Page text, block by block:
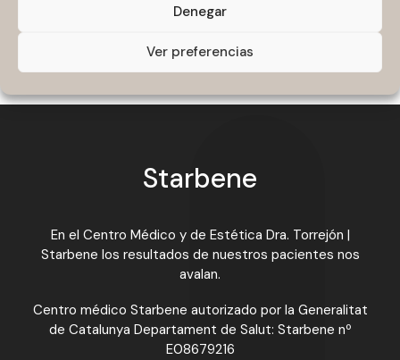
Denegar
Ver preferencias
La relación entre Alzheimer y obesidad
Starbene
En el Centro Médico y de Estética Dra. Torrejón |
Starbene los resultados de nuestros pacientes nos
avalan.
Centro médico Starbene autorizado por la Generalitat
de Catalunya Departament de Salut: Starbene nº
E08679216